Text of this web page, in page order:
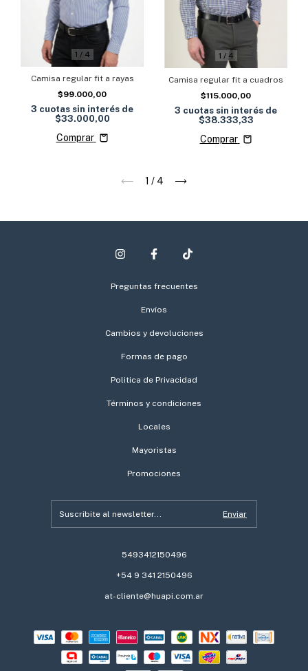
1 / 4
Camisa regular fit a rayas
$99.000,00
3 cuotas sin interés de
$33.000,00
Comprar
1 / 4
Camisa regular fit a cuadros
$115.000,00
3 cuotas sin interés de
$38.333,33
Comprar
1 / 4
Preguntas frecuentes
Envíos
Cambios y devoluciones
Formas de pago
Politica de Privacidad
Términos y condiciones
Locales
Mayoristas
Promociones
5493412150496
+54 9 341 2150496
at-cliente@huapi.com.ar